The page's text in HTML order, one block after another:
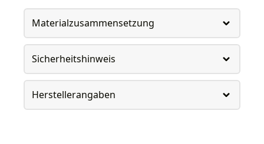
Materialzusammensetzung
Sicherheitshinweis
Herstellerangaben